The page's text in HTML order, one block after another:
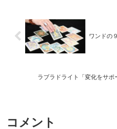
ワンドの
ラブラドライト「変化をサポ
コメント